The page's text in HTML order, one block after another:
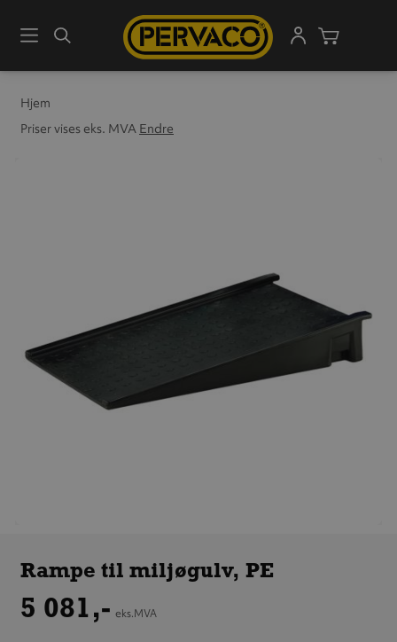
MenySøk
Hjem
Priser vises eks. MVA Endre
PE
Rampe til miljøgulv, PE
5 081,- eks.MVA